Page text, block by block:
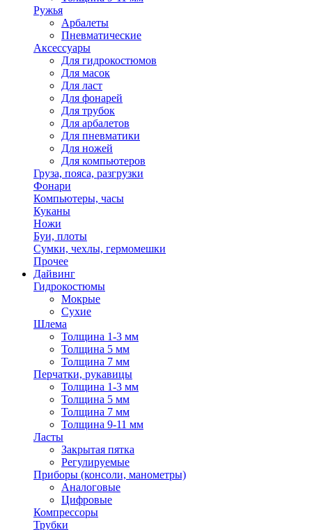
Ружья
Арбалеты
Пневматические
Аксессуары
Для гидрокостюмов
Для масок
Для ласт
Для фонарей
Для трубок
Для арбалетов
Для пневматики
Для ножей
Для компьютеров
Груза, пояса, разгрузки
Фонари
Компьютеры, часы
Куканы
Ножи
Буи, плоты
Сумки, чехлы, гермомешки
Прочее
Дайвинг
Гидрокостюмы
Мокрые
Сухие
Шлема
Толщина 1-3 мм
Толщина 5 мм
Толщина 7 мм
Перчатки, рукавицы
Толщина 1-3 мм
Толщина 5 мм
Толщина 7 мм
Толщина 9-11 мм
Ласты
Закрытая пятка
Регулируемые
Приборы (консоли, манометры)
Аналоговые
Цифровые
Компрессоры
Трубки